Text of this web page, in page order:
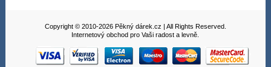
Copyright © 2010-2026 Pěkný dárek.cz | All Rights Reserved.
Internetový obchod pro Vaši radost a levně.